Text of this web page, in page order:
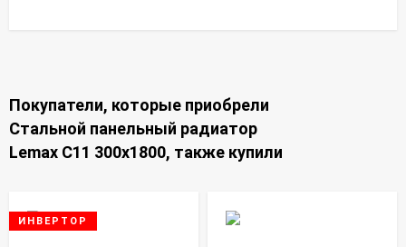
Покупатели, которые приобрели
Стальной панельный радиатор
Lemax C11 300х1800, также купили
ИНВЕРТОР